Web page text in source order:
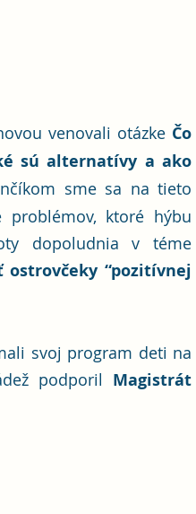
venovali otázke Čo
sú alternatívy a ako
sme sa na tieto
ktoré hýbu
dopoludnia v téme
“pozitívnej
svoj program deti na
podporil Magistrát